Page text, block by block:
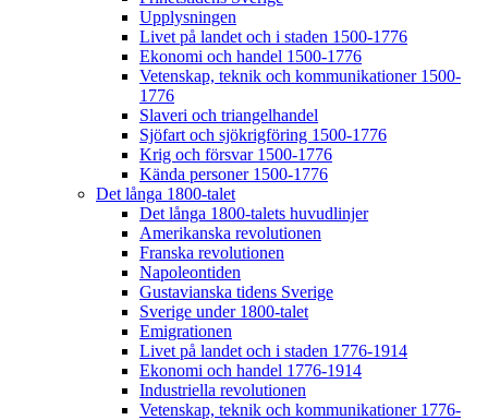
Upplysningen
Livet på landet och i staden 1500-1776
Ekonomi och handel 1500-1776
Vetenskap, teknik och kommunikationer 1500-
1776
Slaveri och triangelhandel
Sjöfart och sjökrigföring 1500-1776
Krig och försvar 1500-1776
Kända personer 1500-1776
Det långa 1800-talet
Det långa 1800-talets huvudlinjer
Amerikanska revolutionen
Franska revolutionen
Napoleontiden
Gustavianska tidens Sverige
Sverige under 1800-talet
Emigrationen
Livet på landet och i staden 1776-1914
Ekonomi och handel 1776-1914
Industriella revolutionen
Vetenskap, teknik och kommunikationer 1776-